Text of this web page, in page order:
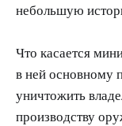
небольшую
Что касается
в ней основному
уничтожить
производству